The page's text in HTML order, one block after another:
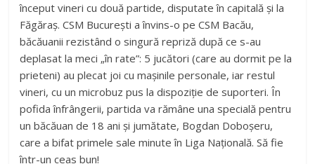
început vineri cu două partide, disputate în capitală și la
Făgăraș. CSM București a învins-o pe CSM Bacău,
băcăuanii rezistând o singură repriză după ce s-au
deplasat la meci „în rate”: 5 jucători (care au dormit pe la
prieteni) au plecat joi cu mașinile personale, iar restul
vineri, cu un microbuz pus la dispoziție de suporteri. În
pofida înfrângerii, partida va rămâne una specială pentru
un băcăuan de 18 ani și jumătate, Bogdan Doboșeru,
care a bifat primele sale minute în Liga Națională. Să fie
într-un ceas bun!